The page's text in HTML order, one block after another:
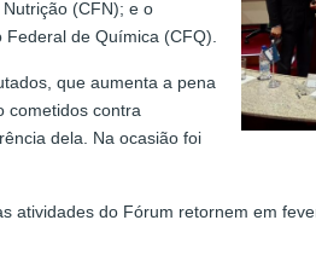
(CFN); e o
Federal de Química (CFQ).
que aumenta a pena
cometidos contra
dela. Na ocasião foi
atividades do Fórum retornem em